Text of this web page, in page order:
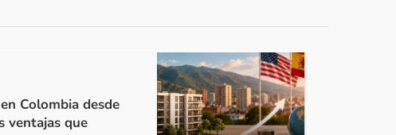
Colombia desde
ventajas que